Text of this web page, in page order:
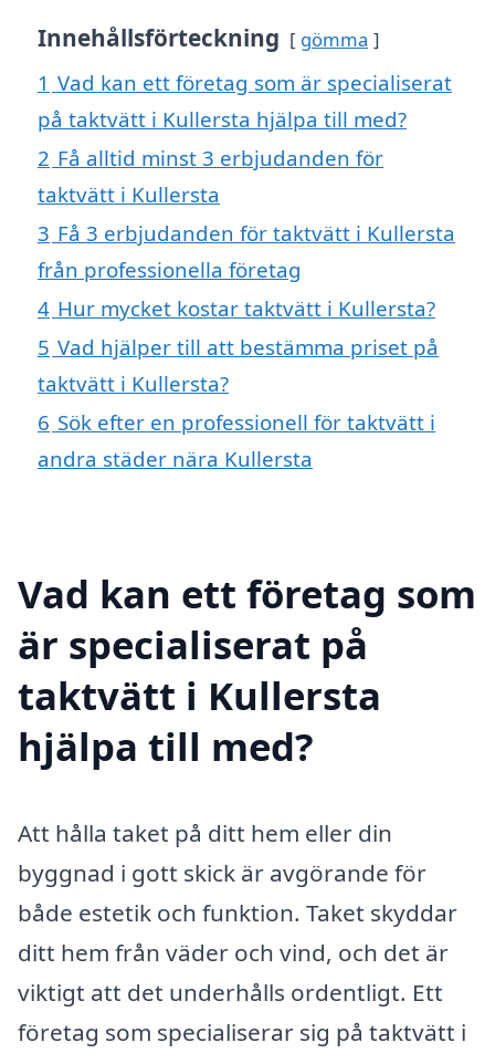
Innehållsförteckning gömma
1 Vad kan ett företag som är specialiserat
på taktvätt i Kullersta hjälpa till med?
2 Få alltid minst 3 erbjudanden för
taktvätt i Kullersta
3 Få 3 erbjudanden för taktvätt i Kullersta
från professionella företag
4 Hur mycket kostar taktvätt i Kullersta?
5 Vad hjälper till att bestämma priset på
taktvätt i Kullersta?
6 Sök efter en professionell för taktvätt i
andra städer nära Kullersta
Vad kan ett företag som
är specialiserat på
taktvätt i Kullersta
hjälpa till med?
Att hålla taket på ditt hem eller din
byggnad i gott skick är avgörande för
både estetik och funktion. Taket skyddar
ditt hem från väder och vind, och det är
viktigt att det underhålls ordentligt. Ett
företag som specialiserar sig på taktvätt i